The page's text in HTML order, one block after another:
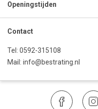
Openingstijden
Contact
Tel: 0592-315108
Mail: info@bestrating.nl